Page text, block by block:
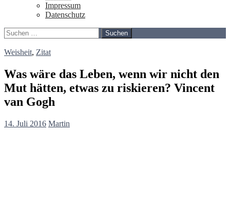
Impressum
Datenschutz
Suchen
nach:
Weisheit, Zitat
Was wäre das Leben, wenn wir nicht den
Mut hätten, etwas zu riskieren? Vincent
van Gogh
14. Juli 2016 Martin